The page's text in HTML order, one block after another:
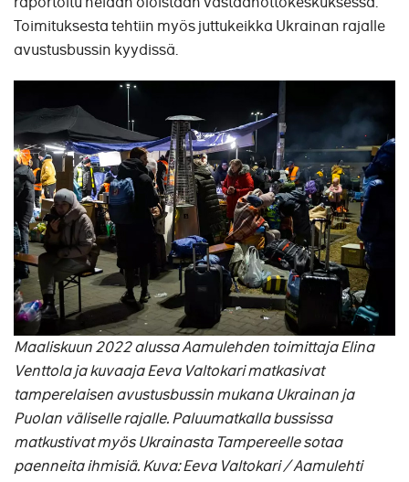
Toimituksesta tehtiin myös juttukeikka Ukrainan rajalle
avustusbussin kyydissä.
Maaliskuun 2022 alussa Aamulehden toimittaja Elina
Venttola ja kuvaaja Eeva Valtokari matkasivat
tamperelaisen avustusbussin mukana Ukrainan ja
Puolan väliselle rajalle. Paluumatkalla bussissa
matkustivat myös Ukrainasta Tampereelle sotaa
paenneita ihmisiä. Kuva: Eeva Valtokari / Aamulehti